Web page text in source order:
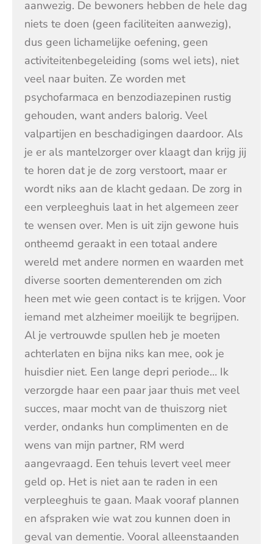
aanwezig. De bewoners hebben de hele dag
niets te doen (geen faciliteiten aanwezig),
dus geen lichamelijke oefening, geen
activiteitenbegeleiding (soms wel iets), niet
veel naar buiten. Ze worden met
psychofarmaca en benzodiazepinen rustig
gehouden, want anders balorig. Veel
valpartijen en beschadigingen daardoor. Als
je er als mantelzorger over klaagt dan krijg jij
te horen dat je de zorg verstoort, maar er
wordt niks aan de klacht gedaan. De zorg in
een verpleeghuis laat in het algemeen zeer
te wensen over. Men is uit zijn gewone huis
ontheemd geraakt in een totaal andere
wereld met andere normen en waarden met
diverse soorten dementerenden om zich
heen met wie geen contact is te krijgen. Voor
iemand met alzheimer moeilijk te begrijpen.
Al je vertrouwde spullen heb je moeten
achterlaten en bijna niks kan mee, ook je
huisdier niet. Een lange depri periode… Ik
verzorgde haar een paar jaar thuis met veel
succes, maar mocht van de thuiszorg niet
verder, ondanks hun complimenten en de
wens van mijn partner, RM werd
aangevraagd. Een tehuis levert veel meer
geld op. Het is niet aan te raden in een
verpleeghuis te gaan. Maak vooraf plannen
en afspraken wie wat zou kunnen doen in
geval van dementie. Vooral alleenstaanden